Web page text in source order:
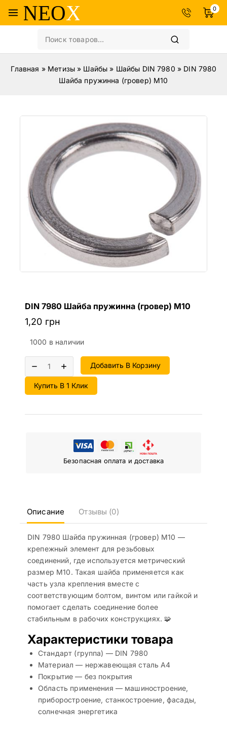
0
Главная » Метизы » Шайбы » Шайбы DIN 7980 » DIN 7980
Шайба пружинна (гровер) M10
DIN 7980 Шайба пружинна (гровер) M10
1,20 грн
1000 в наличии
Добавить В Корзину
Купить В 1 Клик
Безопасная оплата и доставка
Описание Отзывы (0)
DIN 7980 Шайба пружинная (гровер) M10 —
крепежный элемент для резьбовых
соединений, где используется метрический
размер M10. Такая шайба применяется как
часть узла крепления вместе с
соответствующим болтом, винтом или гайкой и
помогает сделать соединение более
стабильным в рабочих конструкциях. 🧩
Характеристики товара
Стандарт (группа) — DIN 7980
Материал — нержавеющая сталь А4
Покрытие — без покрытия
Область применения — машиностроение,
приборостроение, станкостроение, фасады,
солнечная энергетика